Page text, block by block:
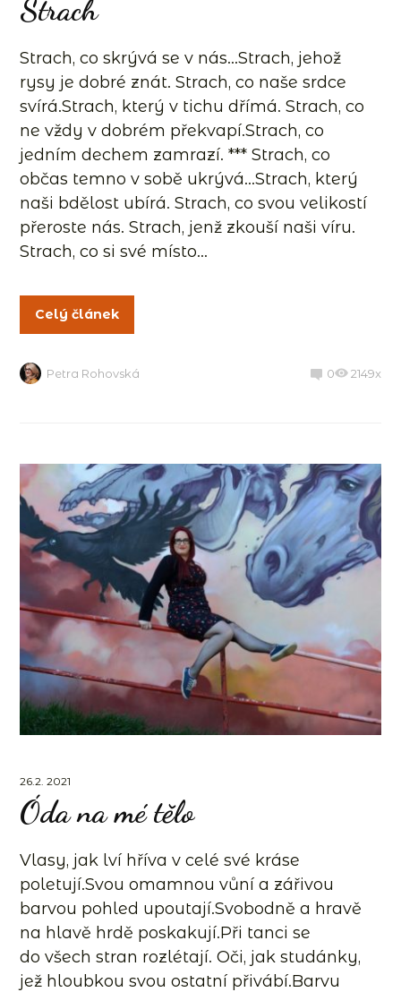
Strach
Strach, co skrývá se v nás…Strach, jehož
rysy je dobré znát. Strach, co naše srdce
svírá.Strach, který v tichu dřímá. Strach, co
ne vždy v dobrém překvapí.Strach, co
jedním dechem zamrazí. *** Strach, co
občas temno v sobě ukrývá…Strach, který
naši bdělost ubírá. Strach, co svou velikostí
přeroste nás. Strach, jenž zkouší naši víru.
Strach, co si své místo...
Celý článek
Petra Rohovská 0 2149x
26.2. 2021
Óda na mé tělo
Vlasy, jak lví hříva v celé své kráse
poletují.Svou omamnou vůní a zářivou
barvou pohled upoutají.Svobodně a hravě
na hlavě hrdě poskakují.Při tanci se
do všech stran rozlétají. Oči, jak studánky,
jež hloubkou svou ostatní přivábí.Barvu